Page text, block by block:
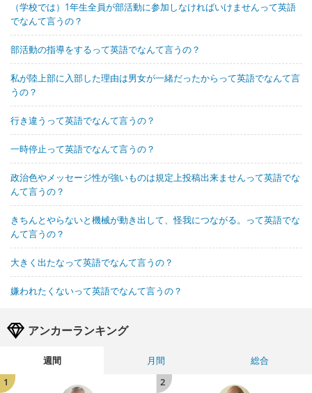
（学校では）1年生全員が部活動に参加しなければいけませんって英語
でなんて言うの？
部活動の指導をするって英語でなんて言うの？
私が陸上部に入部した理由は男女が一緒だったからって英語でなんて言
うの？
行き違うって英語でなんて言うの？
一時停止って英語でなんて言うの？
政治色やメッセージ性が強いものは規定上投稿出来ませんって英語でな
んて言うの？
きちんとやらないと機械が動き出して、怪我につながる。って英語でな
んて言うの？
大きく出たなって英語でなんて言うの？
嫌われたくないって英語でなんて言うの？
アンカーランキング
週間 月間
総合
1
2